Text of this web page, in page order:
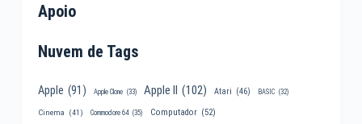
Apoio
Nuvem de Tags
Apple (91) Apple Clone (33) Apple II (102) Atari (46) BASIC (32)
Cinema (41) Commodore 64 (35) Computador (52)